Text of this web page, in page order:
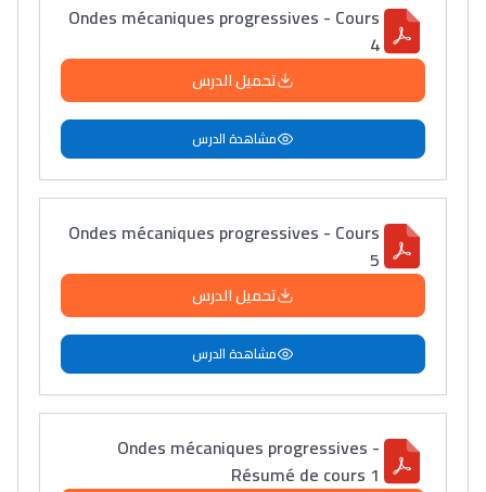
Ondes mécaniques progressives - Cours
4
تحميل الدرس
مشاهدة الدرس
Ondes mécaniques progressives - Cours
5
تحميل الدرس
مشاهدة الدرس
Ondes mécaniques progressives -
Résumé de cours 1